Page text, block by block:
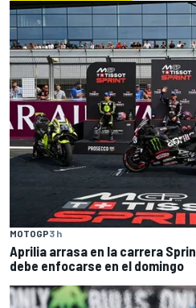
MOTOGP3 h
Aprilia arrasa en la carrera
debe enfocarse en el domingo